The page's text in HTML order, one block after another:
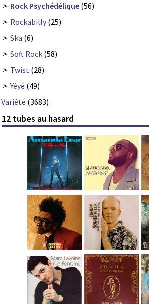
> Rock Psychédélique (56)
> Rockabilly (25)
> Ska (6)
> Soft Rock (58)
> Twist (28)
>Yéyé (49)
Variété (3683)
12 tubes au hasard